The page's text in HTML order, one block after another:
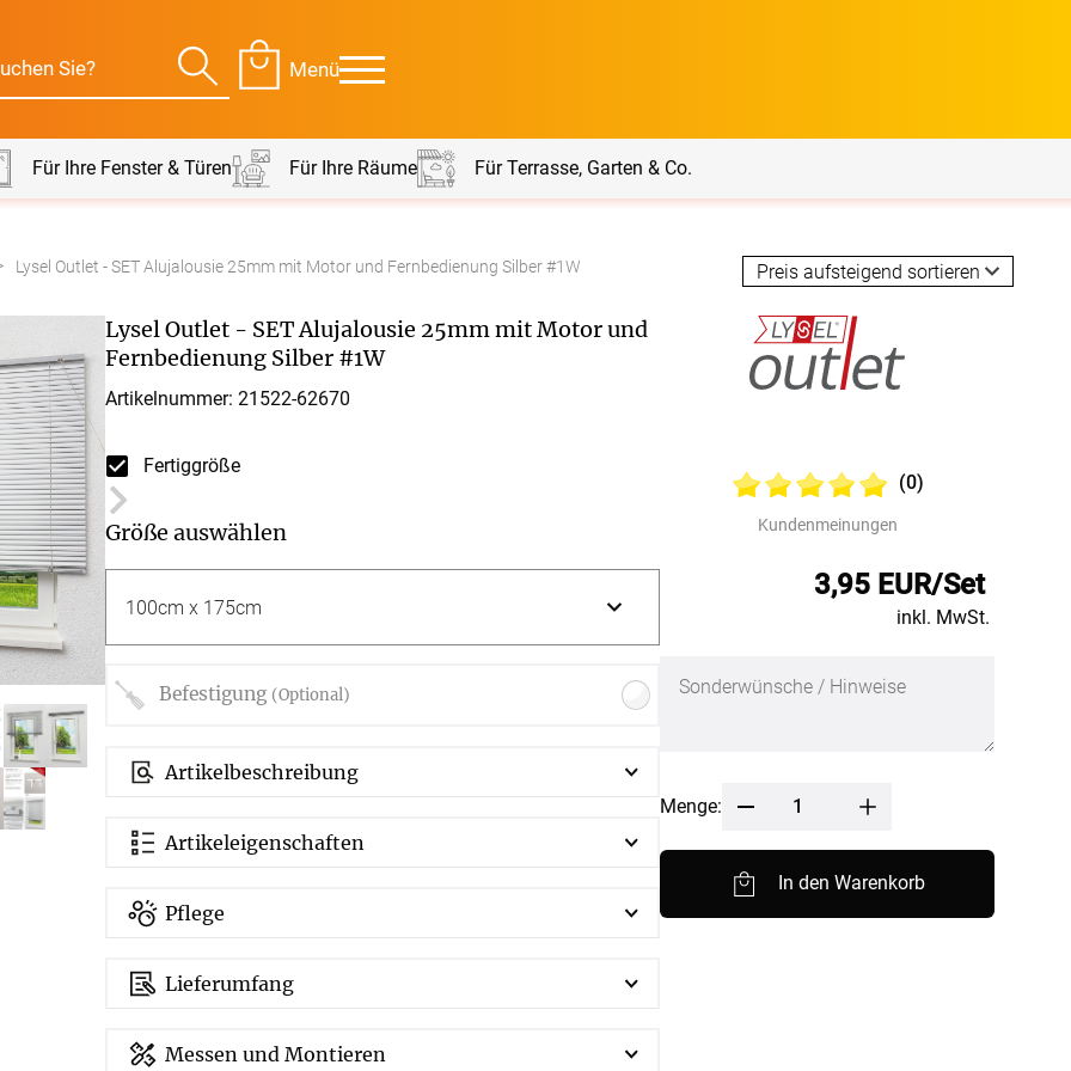
Menü
Mass
Für Ihre Räume
Kissen
Massanfertigung
Massanfertigung
Alle Dekostoffe
Zubehör
Für Terrasse, Garten & Co.
Alle Sonnensegel
Service
Produktberatung
Montageanleitung
Pflegeanleitung
VERSAND BEZAHLUNG
Für Ihre Fenster & Türen Für Ihre Räume Für Terrasse, Garten & Co.
Lysel Outlet - SET Alujalousie 25mm mit Motor und Fernbedienung Silber #1W
Lysel Outlet - SET Alujalousie 25mm mit Motor und
Fernbedienung Silber #1W
Artikelnummer: 21522-62670
Fertiggröße
Größe auswählen
Befestigung (Optional)
Artikelbeschreibung
Artikeleigenschaften
Pflege
Lieferumfang
Messen und Montieren
(0)
Kundenmeinungen
3,95 EUR/Set
inkl. MwSt.
Menge:
In den Warenkorb